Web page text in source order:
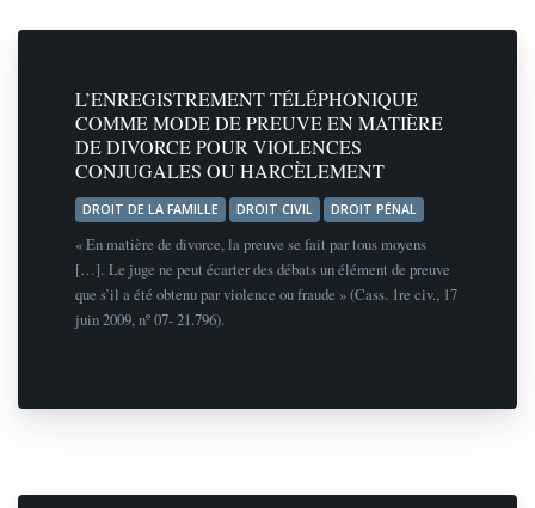
L’ENREGISTREMENT TÉLÉPHONIQUE
COMME MODE DE PREUVE EN MATIÈRE
DE DIVORCE POUR VIOLENCES
CONJUGALES OU HARCÈLEMENT
DROIT DE LA FAMILLE DROIT CIVIL DROIT PÉNAL
« En matière de divorce, la preuve se fait par tous moyens
[…]. Le juge ne peut écarter des débats un élément de preuve
que s’il a été obtenu par violence ou fraude » (Cass. 1re civ., 17
juin 2009, nº 07- 21.796).